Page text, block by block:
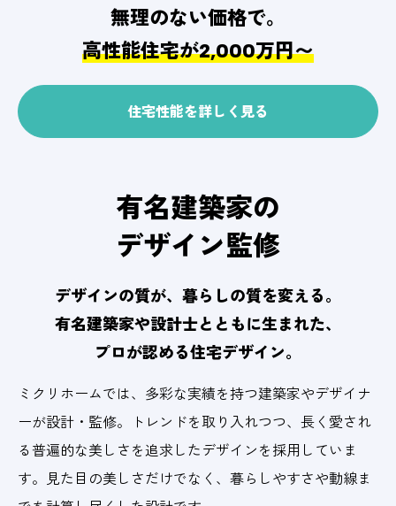
無理のない価格で。
高性能住宅が2,000万円〜
住宅性能を詳しく見る
有名建築家の
デザイン監修
デザインの質が、 暮らしの質を変える。
有名建築家や設計士とともに生まれた、
プロが認める住宅デザイン。
ミクリホームでは、多彩な実績を持つ建築家やデザイナ
ーが設計・監修。トレンドを取り入れつつ、長く愛され
る普遍的な美しさを追求したデザインを採用していま
す。見た目の美しさだけでなく、暮らしやすさや動線ま